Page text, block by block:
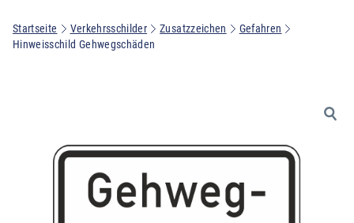
Startseite Verkehrsschilder Zusatzzeichen
Gefahren
Hinweisschild Gehwegschäden